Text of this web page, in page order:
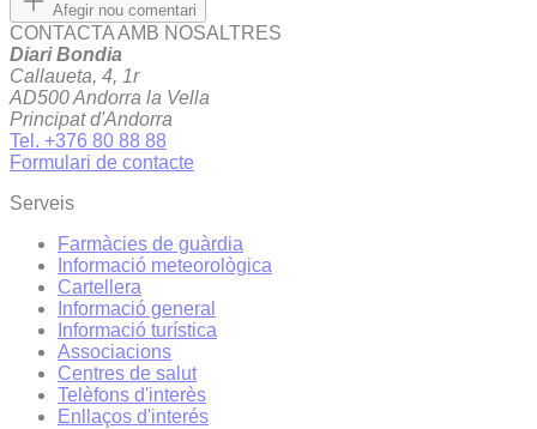
Afegir nou comentari
CONTACTA AMB NOSALTRES
Diari Bondia
Callaueta, 4, 1r
AD500 Andorra la Vella
Principat d'Andorra
Tel. +376 80 88 88
Formulari de contacte
Serveis
Farmàcies de guàrdia
Informació meteorològica
Cartellera
Informació general
Informació turística
Associacions
Centres de salut
Telèfons d'interès
Enllaços d'interés